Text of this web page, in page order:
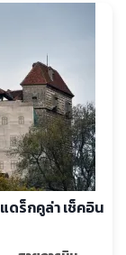
ดร็กคูล่า เช็คอิน